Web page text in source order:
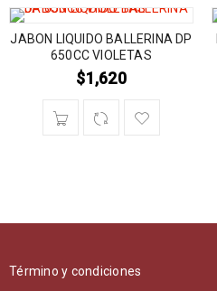
JABON LIQUIDO BALLERINA DP
650CC VIOLETAS
$1,620
Término y condiciones